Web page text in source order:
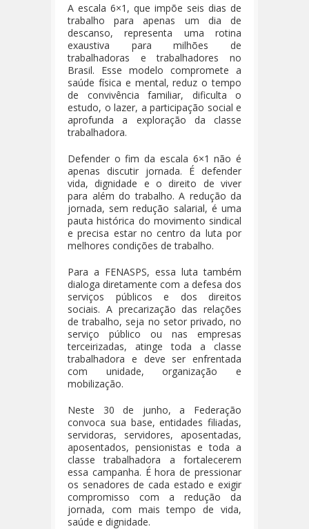
A escala 6×1, que impõe seis dias de
trabalho para apenas um dia de
descanso, representa uma rotina
exaustiva para milhões de
trabalhadoras e trabalhadores no
Brasil. Esse modelo compromete a
saúde física e mental, reduz o tempo
de convivência familiar, dificulta o
estudo, o lazer, a participação social e
aprofunda a exploração da classe
trabalhadora.
Defender o fim da escala 6×1 não é
apenas discutir jornada. É defender
vida, dignidade e o direito de viver
para além do trabalho. A redução da
jornada, sem redução salarial, é uma
pauta histórica do movimento sindical
e precisa estar no centro da luta por
melhores condições de trabalho.
Para a FENASPS, essa luta também
dialoga diretamente com a defesa dos
serviços públicos e dos direitos
sociais. A precarização das relações
de trabalho, seja no setor privado, no
serviço público ou nas empresas
terceirizadas, atinge toda a classe
trabalhadora e deve ser enfrentada
com unidade, organização e
mobilização.
Neste 30 de junho, a Federação
convoca sua base, entidades filiadas,
servidoras, servidores, aposentadas,
aposentados, pensionistas e toda a
classe trabalhadora a fortalecerem
essa campanha. É hora de pressionar
os senadores de cada estado e exigir
compromisso com a redução da
jornada, com mais tempo de vida,
saúde e dignidade.